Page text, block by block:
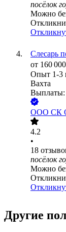
посёлок
Можно
Слесарь
от 160 000
Опыт 1-3
Вахта
Выплаты:
ООО СК
4.2
•
18
посёлок
Можно
Другие